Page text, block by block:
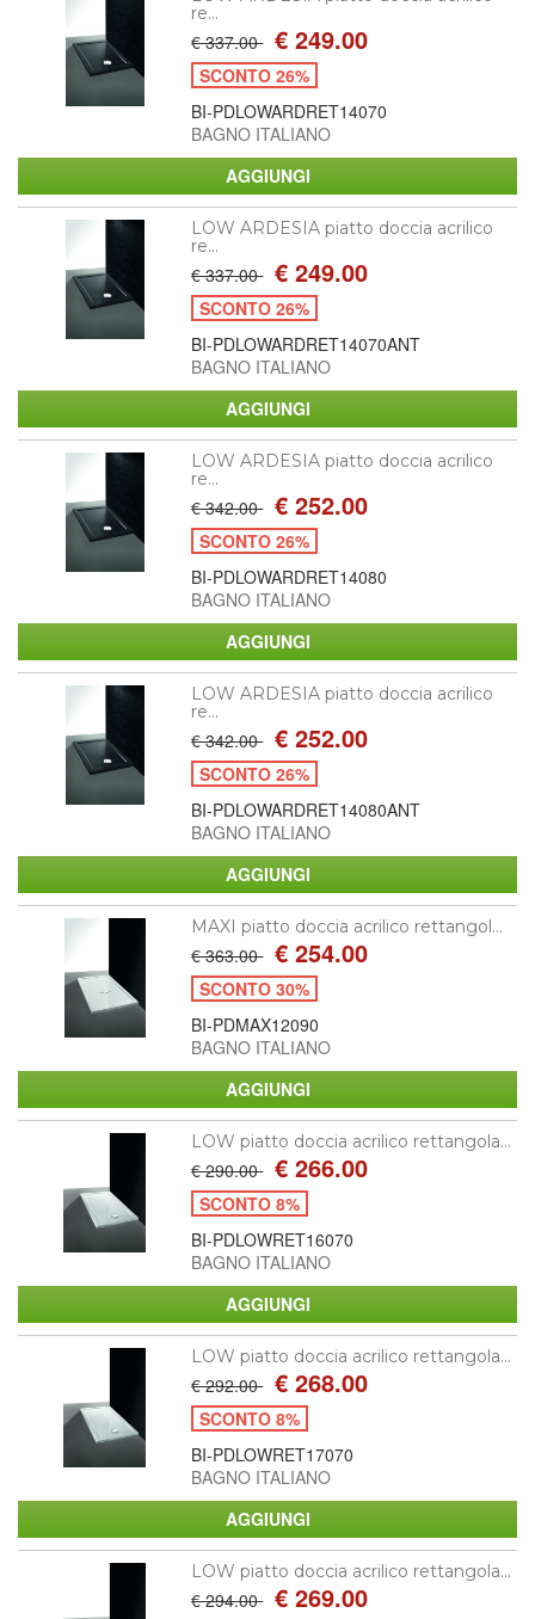
re...
€ 337.00 € 249.00
SCONTO 26%
BI-PDLOWARDRET14070
BAGNO ITALIANO
LOW ARDESIA piatto doccia acrilico
re...
€ 337.00 € 249.00
SCONTO 26%
BI-PDLOWARDRET14070ANT
BAGNO ITALIANO
LOW ARDESIA piatto doccia acrilico
re...
€ 342.00 € 252.00
SCONTO 26%
BI-PDLOWARDRET14080
BAGNO ITALIANO
LOW ARDESIA piatto doccia acrilico
re...
€ 342.00 € 252.00
SCONTO 26%
BI-PDLOWARDRET14080ANT
BAGNO ITALIANO
MAXI piatto doccia acrilico rettangol...
€ 363.00 € 254.00
SCONTO 30%
BI-PDMAX12090
BAGNO ITALIANO
LOW piatto doccia acrilico rettangola...
€ 290.00 € 266.00
SCONTO 8%
BI-PDLOWRET16070
BAGNO ITALIANO
LOW piatto doccia acrilico rettangola...
€ 292.00 € 268.00
SCONTO 8%
BI-PDLOWRET17070
BAGNO ITALIANO
LOW piatto doccia acrilico rettangola...
€ 294.00 € 269.00